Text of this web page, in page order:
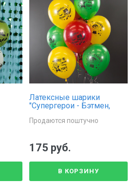
Латексные шарики
"Супергерои - Бэтмен,
забавными надписями
Продаются поштучно
175 руб.
В КОРЗИНУ